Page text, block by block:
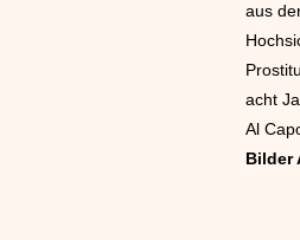
aus
acht
Al
Bilder